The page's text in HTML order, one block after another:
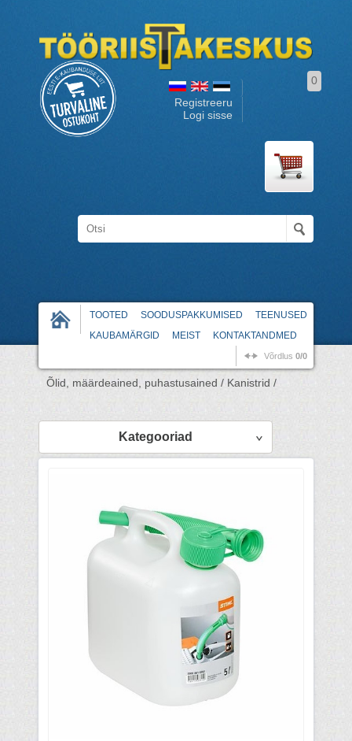
Registreeru
Logi sisse
0
TOOTED SOODUSPAKKUMISED
TEENUSED
KAUBAMÄRGID
MEIST KONTAKTANDMED
Võrdlus 0/0
Õlid, määrdeained, puhastusained / Kanistrid /
Kategooriad